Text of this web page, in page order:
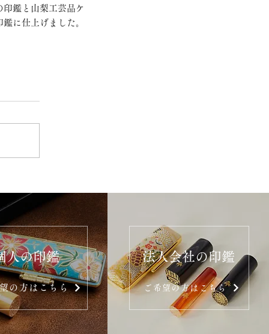
鑑と山梨工芸品ケ
に仕上げました。
人の印鑑
の方はこちら
法人会社の印鑑
ご希望の方はこちら